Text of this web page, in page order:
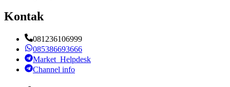
Kontak
081236106999
085386693666
Market_Helpdesk
Channel info